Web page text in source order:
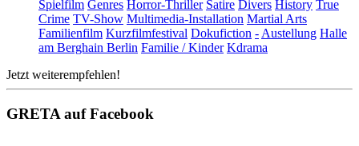
Spielfilm Genres Horror-Thriller Satire Divers History True
Crime TV-Show Multimedia-Installation Martial Arts
Familienfilm Kurzfilmfestival Dokufiction - Austellung Halle
am Berghain Berlin Familie / Kinder Kdrama
Jetzt weiterempfehlen!
GRETA auf Facebook